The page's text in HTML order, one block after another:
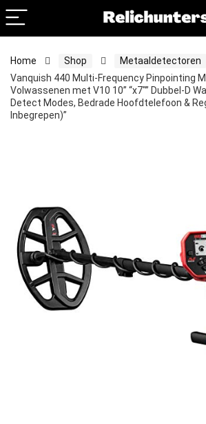
Home Shop Metaaldetectoren
Vanquish 440 Multi-Frequency Pinpointing
Volwassenen met V10 10” “x7″” Dubbel-D
Detect Modes, Bedrade Hoofdtelefoon &
Inbegrepen)”